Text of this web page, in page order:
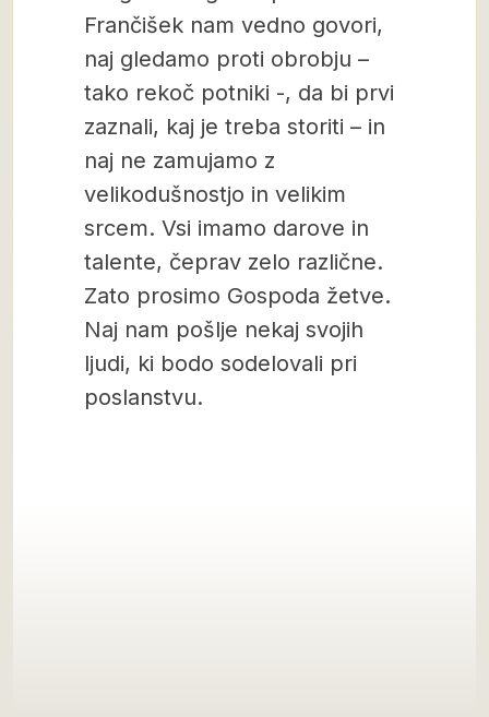
Frančišek nam vedno govori,
naj gledamo proti obrobju –
tako rekoč potniki -, da bi prvi
zaznali, kaj je treba storiti – in
naj ne zamujamo z
velikodušnostjo in velikim
srcem. Vsi imamo darove in
talente, čeprav zelo različne.
Zato prosimo Gospoda žetve.
Naj nam pošlje nekaj svojih
ljudi, ki bodo sodelovali pri
poslanstvu.